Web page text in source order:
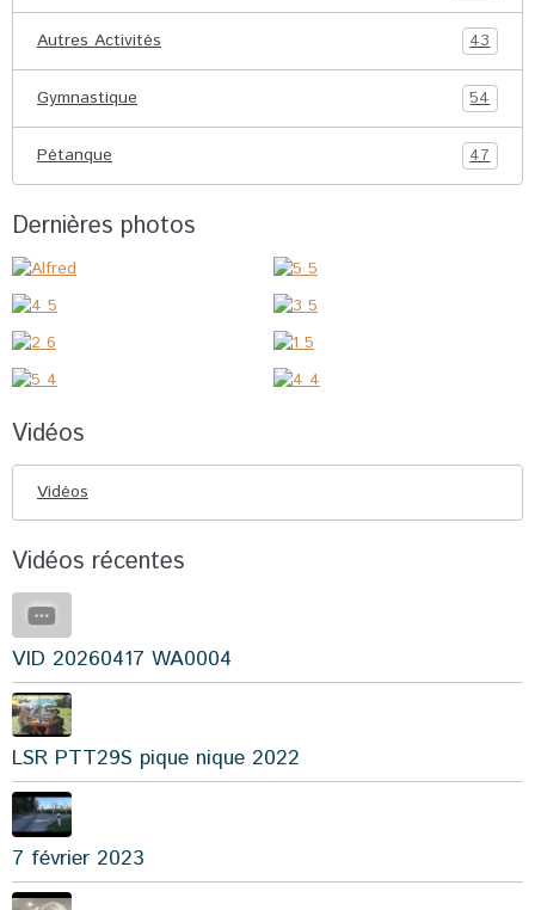
Autres Activités 43
Gymnastique 54
Pétanque 47
Dernières photos
Vidéos
Vidéos
Vidéos récentes
VID 20260417 WA0004
LSR PTT29S pique nique 2022
7 février 2023